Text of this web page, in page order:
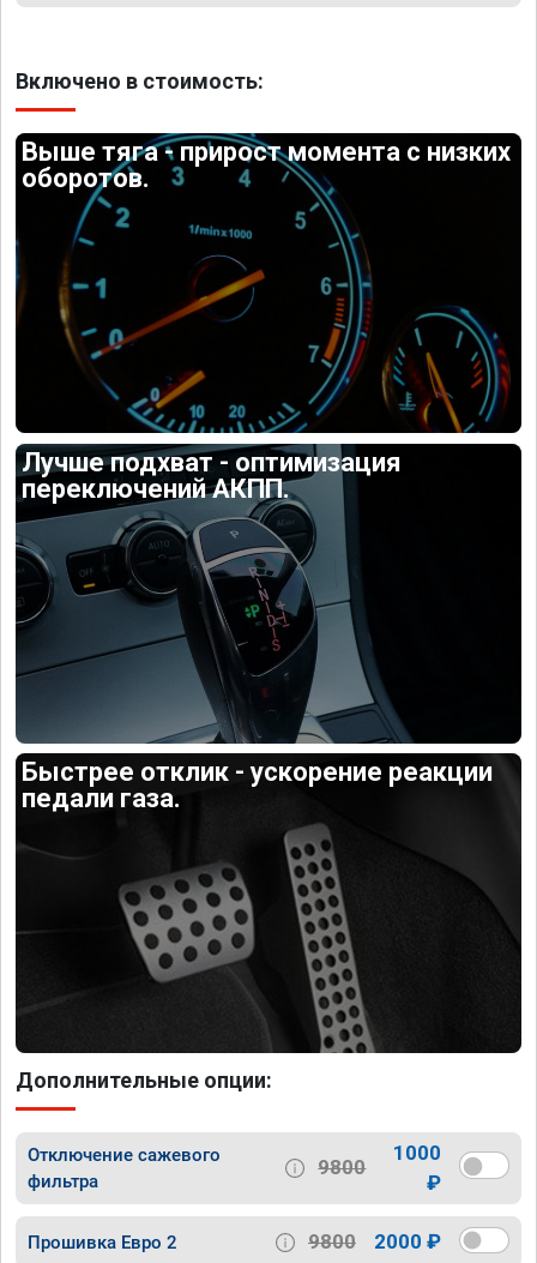
Включено в стоимость:
Выше тяга - прирост момента с низких
оборотов.
Лучше подхват - оптимизация
переключений АКПП.
Быстрее отклик - ускорение реакции
педали газа.
Дополнительные опции:
Отключение сажевого
фильтра
9800
1000
₽
Прошивка Евро 2 9800 2000 ₽